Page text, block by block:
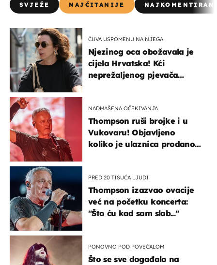
SVJEŽE NAJČITANIJE
ČUVA USPOMENU NA NJEGA
Njezinog oca obožavala je
cijela Hrvatska! Kći
neprežaljenog pjevača
NADMAŠENA OČEKIVANJA
Thompson ruši brojke i u
Vukovaru! Objavljeno
koliko je ulaznica prodano
PRED 20 TISUĆA LJUDI
Thompson izazvao ovacije
već na početku koncerta:
"Što ću kad sam slab..."
PONOVNO POD POVEĆALOM
Što se sve događalo na